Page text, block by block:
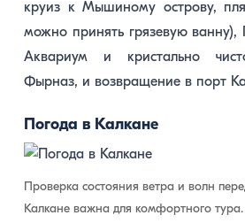
круиз к Мышиному острову,
можно принять грязевую
Аквариум и кристально
Фырназ, и возвращение в порт
Погода в Калкане
Проверка состояния ветра и волн
Калкане важна для комфортного тура.